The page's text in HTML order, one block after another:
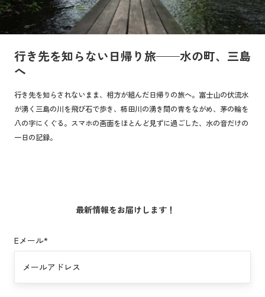
い
行き先を知らない日帰り旅——水の町、三島
へ
行き先を知らされないまま、相方が組んだ日帰りの旅へ。富士山の伏流水
が湧く三島の川を飛び石で歩き、柿田川の湧き間の青をながめ、茅の輪を
八の字にくぐる。スマホの画面をほとんど見ずに過ごした、水の音だけの
一日の記録。
最新情報をお届けします！
Eメール*